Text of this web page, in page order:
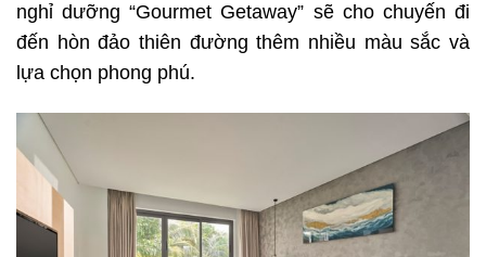
nghỉ dưỡng “Gourmet Getaway” sẽ cho chuyến đi
đến hòn đảo thiên đường thêm nhiều màu sắc và
lựa chọn phong phú.